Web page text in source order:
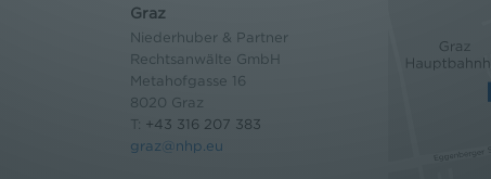
Graz
Niederhuber & Partner
Rechtsanwälte GmbH
Metahofgasse 16
8020 Graz
T: +43 316 207 383
graz@nhp.eu